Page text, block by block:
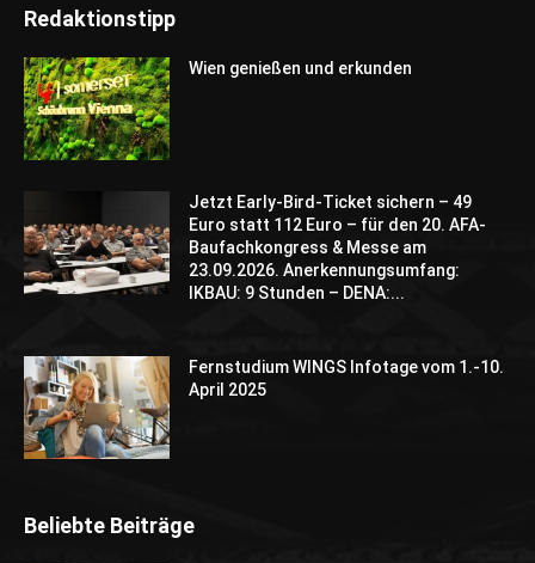
Redaktionstipp
Wien genießen und erkunden
Jetzt Early-Bird-Ticket sichern – 49
Euro statt 112 Euro – für den 20. AFA-
Baufachkongress & Messe am
23.09.2026. Anerkennungsumfang:
IKBAU: 9 Stunden – DENA:...
Fernstudium WINGS Infotage vom 1.-10.
April 2025
Beliebte Beiträge